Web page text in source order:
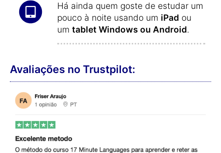
Há ainda quem goste de estudar um
pouco à noite usando um iPad ou
um tablet Windows ou Android.
Avaliações no Trustpilot: